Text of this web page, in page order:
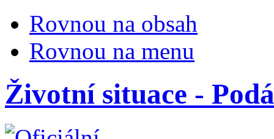
Rovnou na obsah
Rovnou na menu
Životní situace -